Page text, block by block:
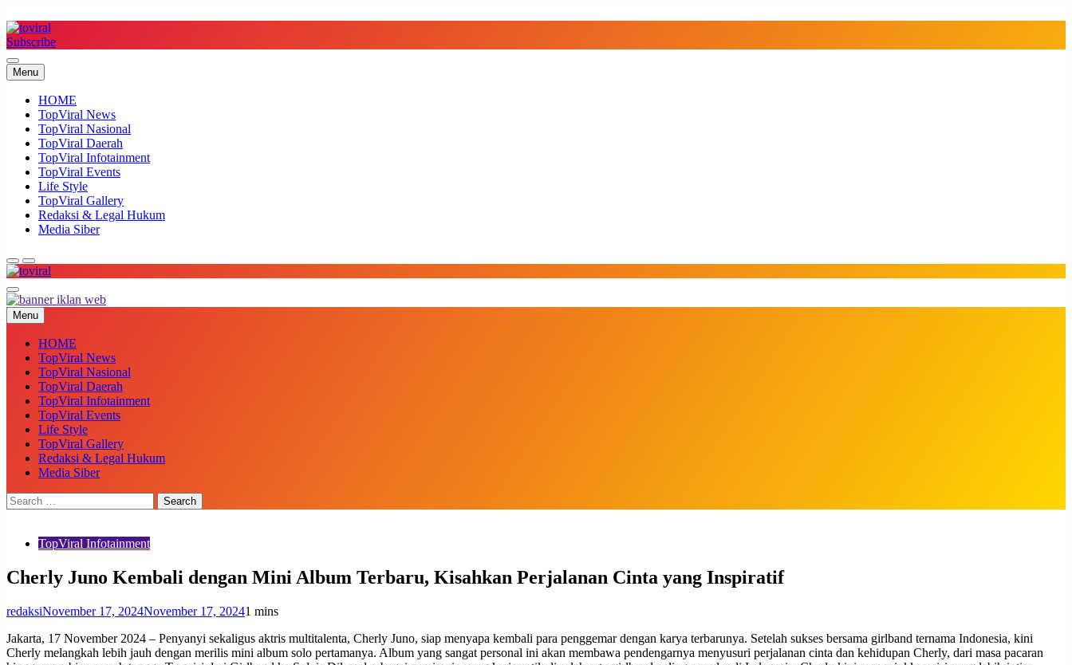
to
content
Subscribe
Menu
HOME
TopViral News
TopViral Nasional
TopViral Daerah
TopViral Infotainment
TopViral Events
Life Style
TopViral Gallery
Redaksi & Legal Hukum
Media Siber
Top Viral
Menu
HOME
TopViral News
TopViral Nasional
TopViral Daerah
TopViral Infotainment
TopViral Events
Life Style
TopViral Gallery
Redaksi & Legal Hukum
Media Siber
TopViral Infotainment
Cherly Juno Kembali dengan Mini Album Terbaru, Kisahkan Perjalanan Cinta yang Inspiratif
redaksiNovember 17, 2024November 17, 20241 mins
Jakarta, 17 November 2024 – Penyanyi sekaligus aktris multitalenta, Cherly Juno, siap menyapa kembali para penggemar dengan karya terbarunya. Setelah sukses bersama girlband ternama Indonesia, kini
Cherly melangkah lebih jauh dengan merilis mini album solo pertamanya. Album yang sangat personal ini akan membawa pendengarnya menyusuri perjalanan cinta dan kehidupan Cherly, dari masa pacaran